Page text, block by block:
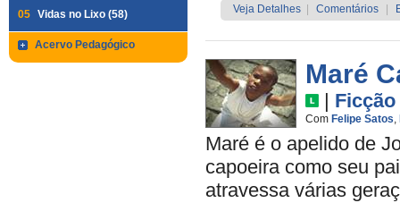
05 Vidas no Lixo (58)
Acervo Pedagógico
Veja Detalhes Comentários
Maré
| Ficção
Com Felipe Satos,
Maré é o apelido de
capoeira como seu
atravessa várias